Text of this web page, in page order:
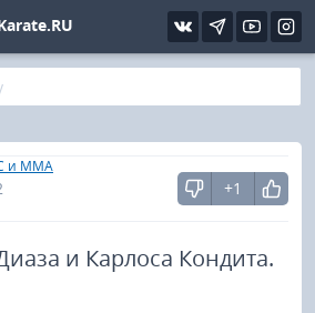
и MMA
+1
и Карлоса Кондита.